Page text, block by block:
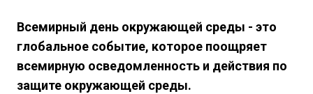
Всемирный день окружающей среды - это
глобальное событие, которое поощряет
всемирную осведомленность и действия по
защите окружающей среды.